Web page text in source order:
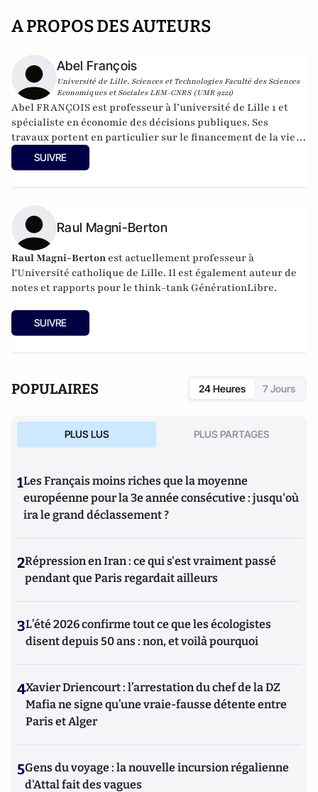
A PROPOS DES AUTEURS
Abel François
Université de Lille, Sciences et Technologies Faculté des Sciences
Economiques et Sociales LEM-CNRS (UMR 9221)
Abel FRANÇOIS est professeur à l’université de Lille 1 et
spécialiste en économie des décisions publiques. Ses
travaux portent en particulier sur le financement de la vie
politique et il a publié « Le financement de la vie politique »
chez Armand Colin et « Choix Publics. Analyse économique
SUIVRE
Raul Magni-Berton
Raul Magni-Berton est actuellement professeur à
l'Université catholique de Lille. Il est également auteur de
notes et rapports pour le think-tank GénérationLibre.
SUIVRE
POPULAIRES 24 Heures 7 Jours
PLUS LUS PLUS PARTAGES
1Les Français moins riches que la moyenne
européenne pour la 3e année consécutive : jusqu'où
ira le grand déclassement ?
2Répression en Iran : ce qui s'est vraiment passé
pendant que Paris regardait ailleurs
3L’été 2026 confirme tout ce que les écologistes
disent depuis 50 ans : non, et voilà pourquoi
4Xavier Driencourt : l’arrestation du chef de la DZ
Mafia ne signe qu’une vraie-fausse détente entre
Paris et Alger
5Gens du voyage : la nouvelle incursion régalienne
d'Attal fait des vagues